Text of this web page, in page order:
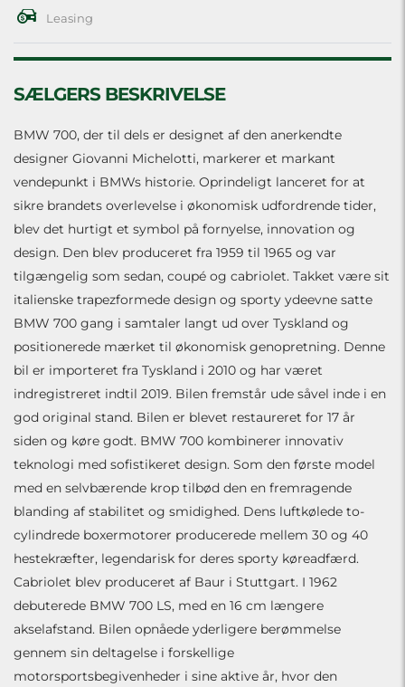
Leasing
SÆLGERS BESKRIVELSE
BMW 700, der til dels er designet af den anerkendte
designer Giovanni Michelotti, markerer et markant
vendepunkt i BMWs historie. Oprindeligt lanceret for at
sikre brandets overlevelse i økonomisk udfordrende tider,
blev det hurtigt et symbol på fornyelse, innovation og
design. Den blev produceret fra 1959 til 1965 og var
tilgængelig som sedan, coupé og cabriolet. Takket være sit
italienske trapezformede design og sporty ydeevne satte
BMW 700 gang i samtaler langt ud over Tyskland og
positionerede mærket til økonomisk genopretning. Denne
bil er importeret fra Tyskland i 2010 og har været
indregistreret indtil 2019. Bilen fremstår ude såvel inde i en
god original stand. Bilen er blevet restaureret for 17 år
siden og køre godt. BMW 700 kombinerer innovativ
teknologi med sofistikeret design. Som den første model
med en selvbærende krop tilbød den en fremragende
blanding af stabilitet og smidighed. Dens luftkølede to-
cylindrede boxermotorer producerede mellem 30 og 40
hestekræfter, legendarisk for deres sporty køreadfærd.
Cabriolet blev produceret af Baur i Stuttgart. I 1962
debuterede BMW 700 LS, med en 16 cm længere
akselafstand. Bilen opnåede yderligere berømmelse
gennem sin deltagelse i forskellige
motorsportsbegivenheder i sine aktive år, hvor den